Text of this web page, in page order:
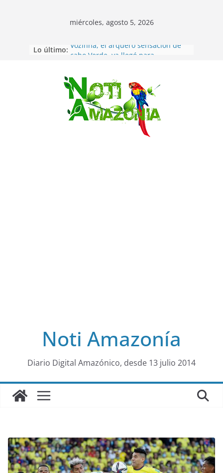
Saltar
al
miércoles, agosto 5, 2026
Lo último: Vozinha, el arquero sensación de
Pastaza: la parroquia Diez de
Agosto eligió a su nueva reina por
su aniversario
La “deuda de sueño”: una alerta
sobre los efectos de dormir mal en
la salud física y mental
Pastaza: Puyo será sede
Noti Amazonía
Diario Digital Amazónico, desde 13 julio 2014